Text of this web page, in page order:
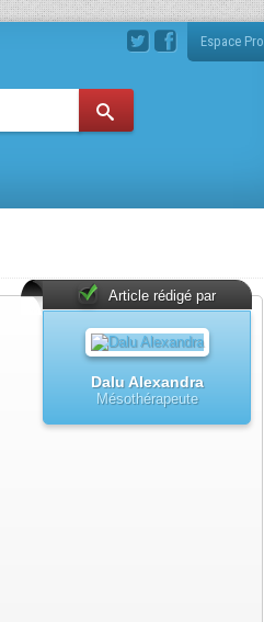
Espace Pro
Article rédigé par
Dalu Alexandra
Mésothérapeute